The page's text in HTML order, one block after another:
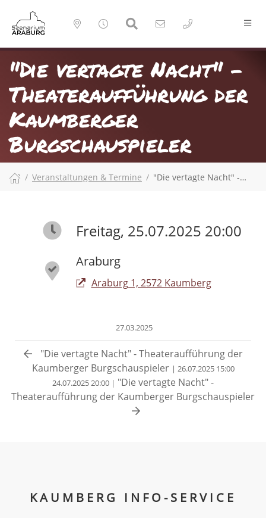
"Die vertagte Nacht" -
Theateraufführung der
Kaumberger
Burgschauspieler
Veranstaltungen & Termine "Die vertagte Nacht" -…
Freitag, 25.07.2025 20:00
Araburg
Araburg 1, 2572 Kaumberg
27.03.2025
"Die vertagte Nacht" - Theateraufführung der
Kaumberger Burgschauspieler | 26.07.2025 15:00
24.07.2025 20:00 | "Die vertagte Nacht" -
Theateraufführung der Kaumberger Burgschauspieler
KAUMBERG INFO-SERVICE